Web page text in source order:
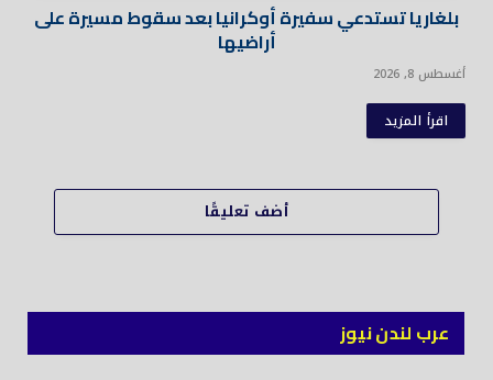
بلغاريا تستدعي سفيرة أوكرانيا بعد سقوط مسيرة على
أراضيها
أغسطس 8, 2026
اقرأ المزيد
أضف تعليقًا
عرب لندن نيوز